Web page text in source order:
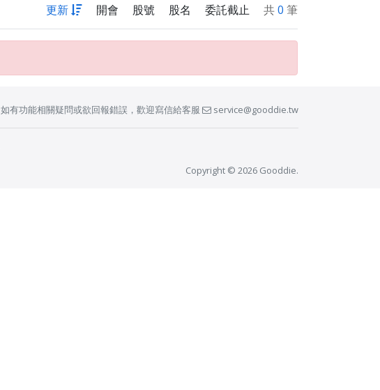
更新 開會 股號 股名 委託截止 共0 筆
如有功能相關疑問或欲回報錯誤，歡迎寫信給客服 service@gooddie.tw
Copyright © 2026 Gooddie.